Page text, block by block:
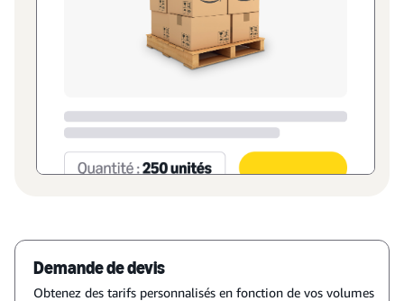
Demande de devis
Obtenez des tarifs personnalisés en fonction de vos volumes